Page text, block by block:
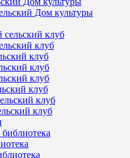
Дом культуры
клуб
клуб
клуб
клуб
клуб
клуб
клуб
клуб